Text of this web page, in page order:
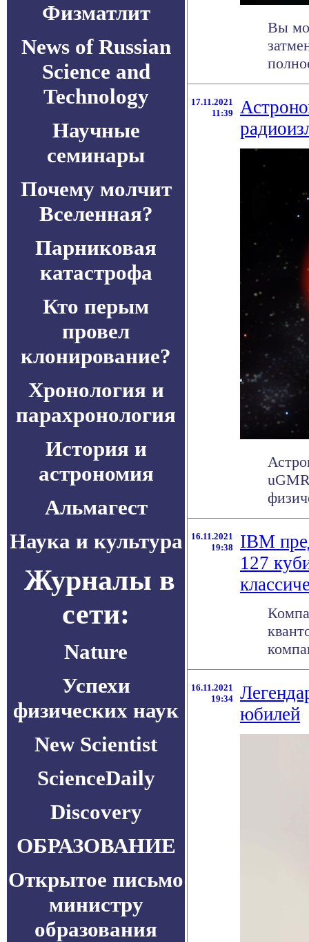
Физматлит
News of Russian
Science and
Technology
Научные
семинары
Почему молчит
Вселенная?
Парниковая
катастрофа
Кто перым
провел
клонирование?
Хронология и
парахронология
История и
астрономия
Альмагест
Наука и культура
Журналы в
сети:
Nature
Успехи
физических наук
New Scientist
ScienceDaily
Discovery
ОБРАЗОВАНИЕ
Открытое письмо
министру
образования
Вы
17.11.2021
11:39
16.11.2021
19:38
IBM
127
16.11.2021
19:34
юбилей